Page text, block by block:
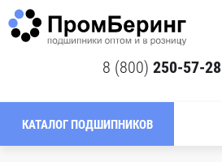
8 (800) 250-57-28
КАТАЛОГ ПОДШИПНИКОВ